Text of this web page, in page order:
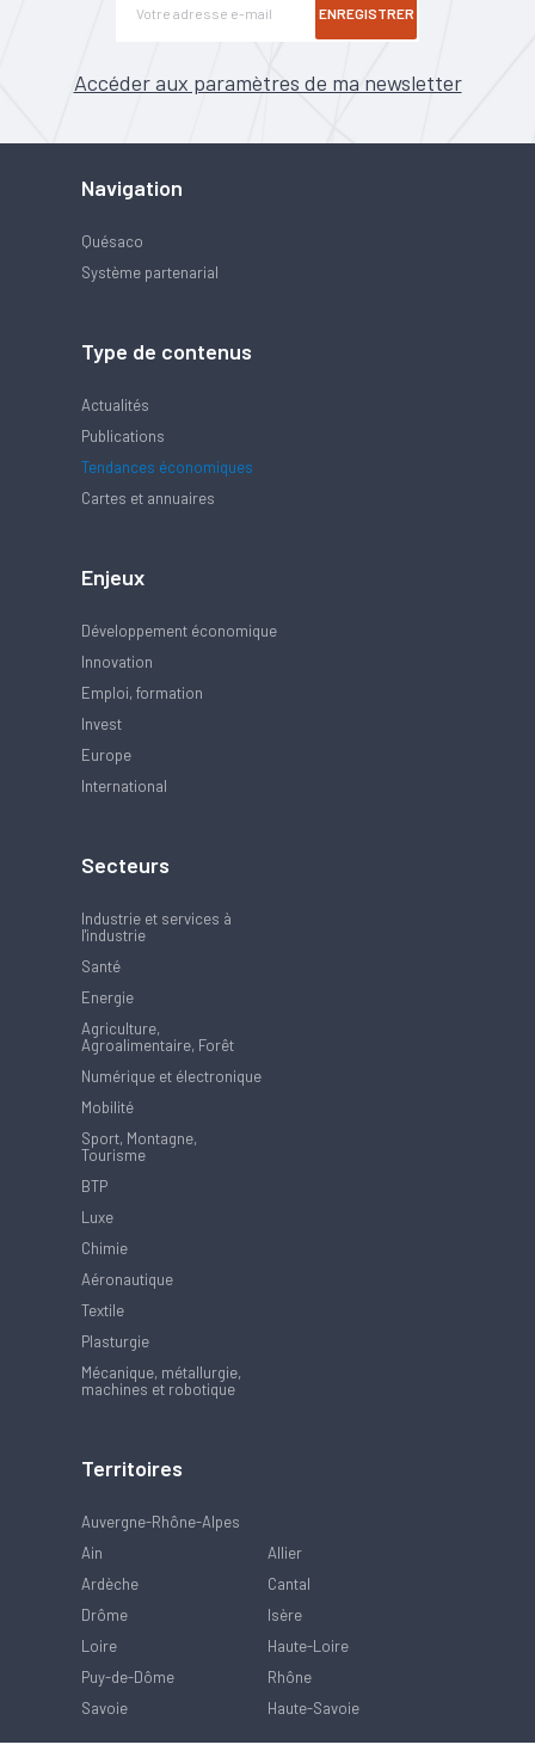
ENREGISTRER
Accéder aux paramètres de ma newsletter
Navigation
Quésaco
Système partenarial
Type de contenus
Actualités
Publications
Tendances économiques
Cartes et annuaires
Enjeux
Développement économique
Innovation
Emploi, formation
Invest
Europe
International
Secteurs
Industrie et services à
l'industrie
Santé
Energie
Agriculture,
Agroalimentaire, Forêt
Numérique et électronique
Mobilité
Sport, Montagne,
Tourisme
BTP
Luxe
Chimie
Aéronautique
Textile
Plasturgie
Mécanique, métallurgie,
machines et robotique
Territoires
Auvergne-Rhône-Alpes
Ain
Allier
Ardèche
Cantal
Drôme
Isère
Loire
Haute-Loire
Puy-de-Dôme
Rhône
Savoie
Haute-Savoie